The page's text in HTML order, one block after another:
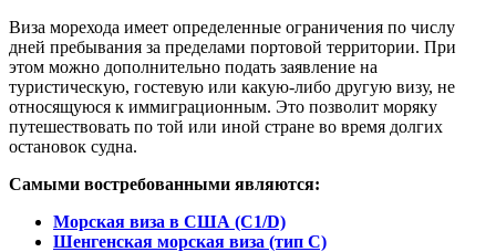
Виза морехода имеет определенные ограничения по числу
дней пребывания за пределами портовой территории. При
этом можно дополнительно подать заявление на
туристическую, гостевую или какую-либо другую визу, не
относящуюся к иммиграционным. Это позволит моряку
путешествовать по той или иной стране во время долгих
остановок судна.
Самыми востребованными являются:
Морская виза в США (C1/D)
Шенгенская морская виза (тип C)